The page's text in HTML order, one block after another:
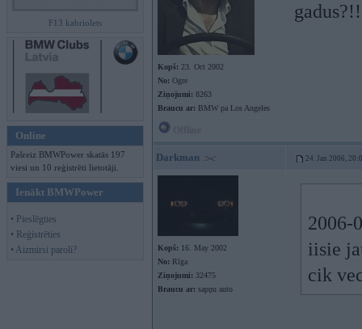
F13 kabriolets
Online
Pašreiz BMWPower skatās 197
viesi un 10 reģistrēti lietotāji.
Ienākt BMWPower
• Pieslēgties
• Reģistrēties
• Aizmirsi paroli?
Kopš: 23. Oct 2002
No: Ogre
Ziņojumi: 8263
Braucu ar: BMW pa Los Angeles
Darkman 24. Jan 2006,
Kopš: 16. May 2002
No: Rīga
Ziņojumi: 32475
Braucu ar: sapņu auto
2006-
iisie
cik